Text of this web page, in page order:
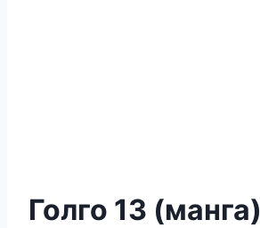
Голго 13 (манга)